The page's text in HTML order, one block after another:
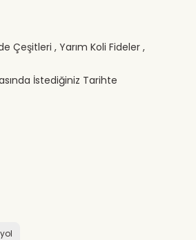
Çeşitleri ,Yarım Koli Fideler ,
İstediğiniz Tarihte